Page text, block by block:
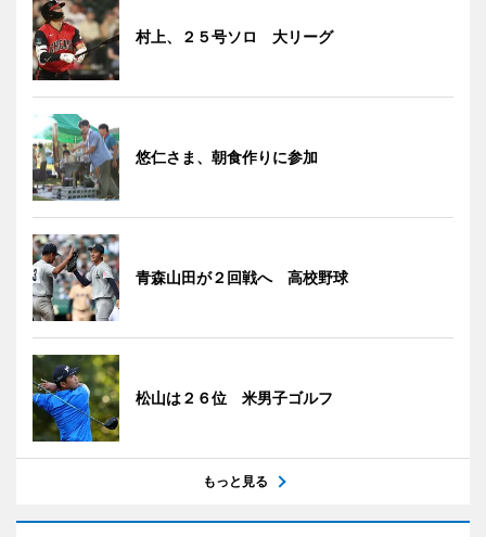
村上、２５号ソロ 大リーグ
悠仁さま、朝食作りに参加
青森山田が２回戦へ 高校野球
松山は２６位 米男子ゴルフ
もっと見る